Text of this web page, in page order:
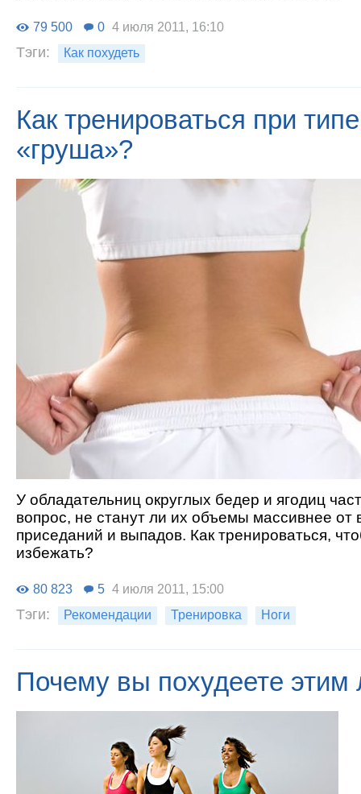
79 500 0 4 июля 2011, 16:10
Тэги: Как похудеть
Как тренироваться при
«груша»?
У обладательниц округлых бедер и ягодиц
вопрос, не станут ли их объемы массивнее от
приседаний и выпадов. Как тренироваться,
избежать?
80 823 5 4 июля 2011, 15:00
Тэги: Рекомендации Тренировка Ноги
Почему вы похудеете этим